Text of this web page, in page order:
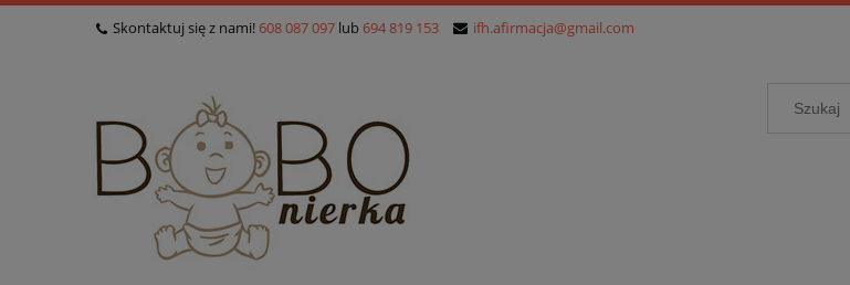
Skontaktuj się z nami! 608 087 097 lub 694 819 153
ifh.afirmacja@gmail.com